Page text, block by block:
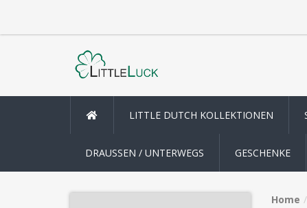
LITTLE DUTCH KOLLEKTIONEN
DRAUSSEN / UNTERWEGS GESCHENKE
Home